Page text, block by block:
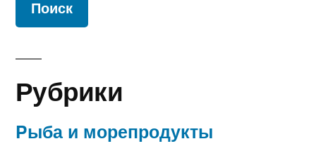
Рубрики
Pыба и морепродукты